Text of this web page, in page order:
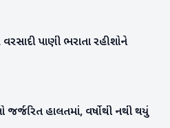
વરસાદી પાણી ભરાતા રહીશોને
જર્જરિત હાલતમાં, વર્ષોથી નથી થયું